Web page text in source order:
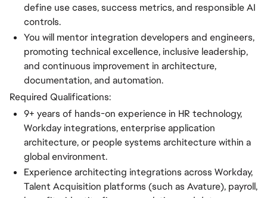
define use cases, success metrics, and responsible AI
controls.
You will mentor integration developers and engineers,
promoting technical excellence, inclusive leadership,
and continuous improvement in architecture,
documentation, and automation.
Required Qualifications:
9+ years of hands-on experience in HR technology,
Workday integrations, enterprise application
architecture, or people systems architecture within a
global environment.
Experience architecting integrations across Workday,
Talent Acquisition platforms (such as Avature), payroll,